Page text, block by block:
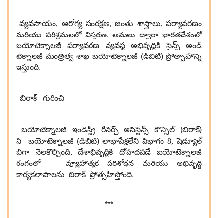
వ్యవసాయం, ఆరోగ్య సంరక్షణ,జంతు శాస్త్రాలు,పర్యావరణం
మరియు పరిశ్రమలలో విస్తరణ, అమలు ద్వారా భారతదేశంలో
బయోటెక్నాలజీ పర్యావరణ వ్యవస్థ అభివృద్ధికి సైన్స్ అండ్
టెక్నాలజీ మంత్రిత్వ శాఖ బయోటెక్నాలజీ (డిబిటి) ప్రోత్సాహాన్ని
ఇస్తుంది.
బిరాక్ గురించి
బయోటెక్నాలజీ ఇండస్ట్రీ రీసెర్చ్ అసిస్టెన్స్ కౌన్సిల్ (బిరాక్)
ని
బయోటెక్నాలజీ (డిబిటి) లాభాపేక్షలేని విభాగం8,షెడ్యూల్
బిగా నెలకొల్పింది. దేశాభివృద్ధికి దోహదపడే
బయోటెక్నాలజీ
రంగంలో
వ్యూహాత్మక పరిశోధన మరియు అభివృద్ధి
కార్యకలాపాలను బిరాక్ ప్రోత్సహిస్తోంది.
***